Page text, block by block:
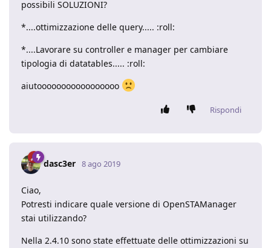
possibili SOLUZIONI?
*....ottimizzazione delle query..... :roll:
*....Lavorare su controller e manager per cambiare
tipologia di datatables..... :roll:
aiutooooooooooooooooo
Rispondi
dasc3er 8 ago 2019
Ciao,
Potresti indicare quale versione di OpenSTAManager
stai utilizzando?
Nella 2.4.10 sono state effettuate delle ottimizzazioni su